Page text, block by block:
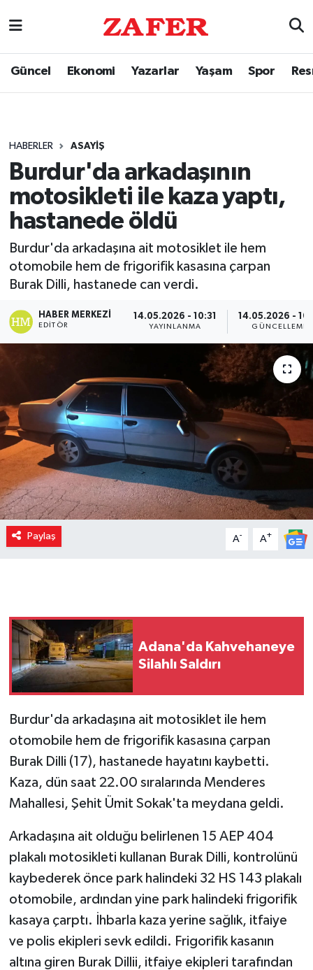
Güncel Ekonomi Yazarlar Yaşam Spor
HABERLER ASAYIŞ
Burdur'da arkadaşının
motosikleti ile kaza yaptı,
hastanede öldü
Burdur'da arkadaşına ait motosiklet ile hem
otomobile hem de frigorifik kasasına çarpan
Burak Dilli, hastanede can verdi.
HABER MERKEZI
EDITÖR
14.05.2026 - 10:31
YAYINLANMA
14.05.2026 -
GÜNCELLEME
Paylaş A- A+
Adana'da Kahvehaneye
Silahlı Saldırı
Burdur'da arkadaşına ait motosiklet ile hem
otomobile hem de frigorifik kasasına çarpan
Burak Dilli (17), hastanede hayatını kaybetti.
Kaza, dün saat 22.00 sıralarında Menderes
Mahallesi, Şehit Ümit Sokak'ta meydana geldi.
Arkadaşına ait olduğu belirlenen 15 AEP 404
plakalı motosikleti kullanan Burak Dilli, kontrolünü
kaybederek önce park halindeki 32 HS 143 plakalı
otomobile, ardından yine park halindeki frigorifik
kasaya çarptı. İhbarla kaza yerine sağlık, itfaiye
ve polis ekipleri sevk edildi. Frigorifik kasanın
altına giren Burak Dillii, itfaiye ekipleri tarafından